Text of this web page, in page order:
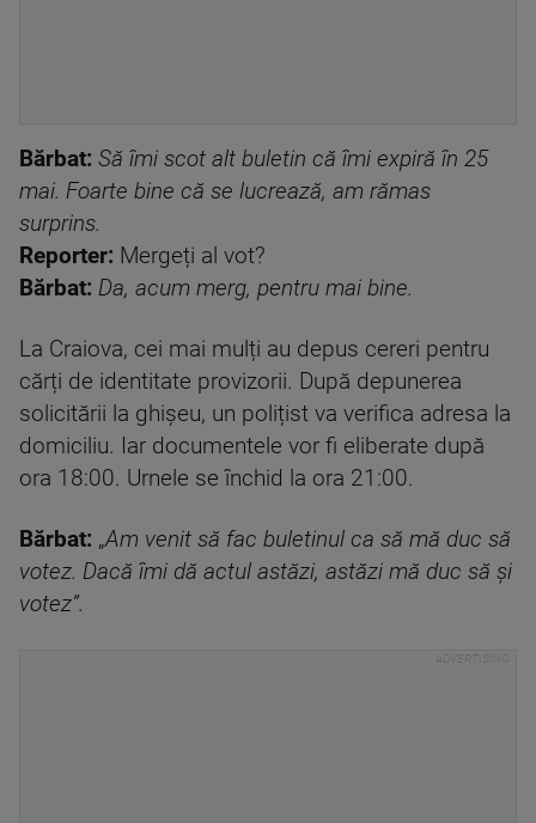
Bărbat: Să îmi scot alt buletin că îmi expiră în 25
mai. Foarte bine că se lucrează, am rămas
surprins.
Reporter: Mergeți al vot?
Bărbat: Da, acum merg, pentru mai bine.
La Craiova, cei mai mulți au depus cereri pentru
cărți de identitate provizorii. După depunerea
solicitării la ghişeu, un polițist va verifica adresa la
domiciliu. Iar documentele vor fi eliberate după
ora 18:00. Urnele se închid la ora 21:00.
Bărbat: „Am venit să fac buletinul ca să mă duc să
votez. Dacă îmi dă actul astăzi, astăzi mă duc să și
votez”.